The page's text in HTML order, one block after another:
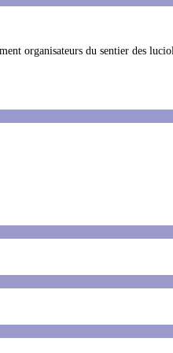
organisateurs du sentier des